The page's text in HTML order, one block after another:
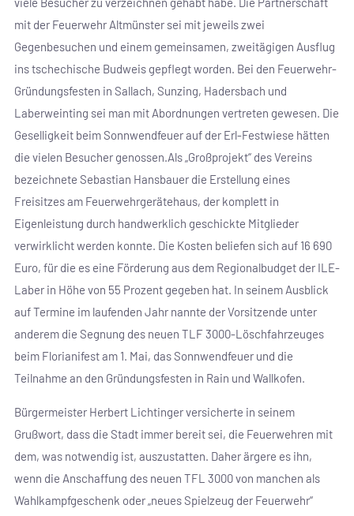
mit der Feuerwehr Altmünster sei mit jeweils zwei
Gegenbesuchen und einem gemeinsamen, zweitägigen Ausflug
ins tschechische Budweis gepflegt worden. Bei den Feuerwehr-
Gründungsfesten in Sallach, Sunzing, Hadersbach und
Laberweinting sei man mit Abordnungen vertreten gewesen. Die
Geselligkeit beim Sonnwendfeuer auf der Erl-Festwiese hätten
die vielen Besucher genossen.Als „Großprojekt“ des Vereins
bezeichnete Sebastian Hansbauer die Erstellung eines
Freisitzes am Feuerwehrgerätehaus, der komplett in
Eigenleistung durch handwerklich geschickte Mitglieder
verwirklicht werden konnte. Die Kosten beliefen sich auf 16 690
Euro, für die es eine Förderung aus dem Regionalbudget der ILE-
Laber in Höhe von 55 Prozent gegeben hat. In seinem Ausblick
auf Termine im laufenden Jahr nannte der Vorsitzende unter
anderem die Segnung des neuen TLF 3000-Löschfahrzeuges
beim Florianifest am 1. Mai, das Sonnwendfeuer und die
Teilnahme an den Gründungsfesten in Rain und Wallkofen.
Bürgermeister Herbert Lichtinger versicherte in seinem
Grußwort, dass die Stadt immer bereit sei, die Feuerwehren mit
dem, was notwendig ist, auszustatten. Daher ärgere es ihn,
wenn die Anschaffung des neuen TFL 3000 von manchen als
Wahlkampfgeschenk oder „neues Spielzeug der Feuerwehr“